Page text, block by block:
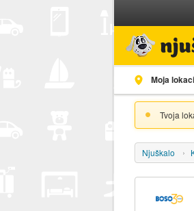
Moja
Tvoja
Njuškalo